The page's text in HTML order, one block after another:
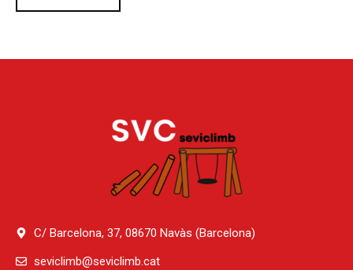
C/ Barcelona, 37, 08670 Navàs (Barcelona)
seviclimb@seviclimb.cat